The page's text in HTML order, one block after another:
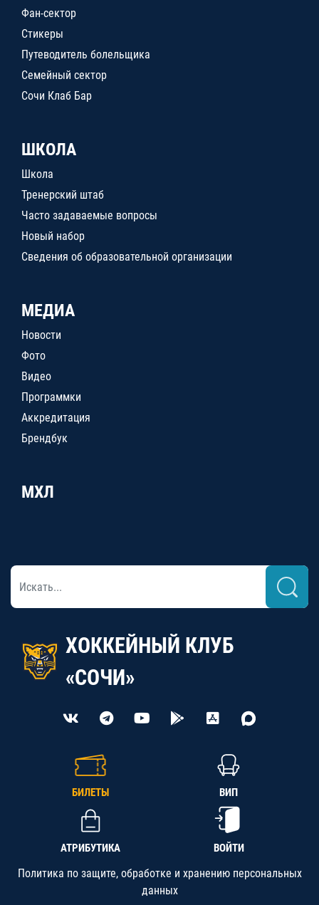
Фан-сектор
Стикеры
Путеводитель болельщика
Семейный сектор
Сочи Клаб Бар
ШКОЛА
Школа
Тренерский штаб
Часто задаваемые вопросы
Новый набор
Сведения об образовательной организации
МЕДИА
Новости
Фото
Видео
Программки
Аккредитация
Брендбук
МХЛ
ХОККЕЙНЫЙ КЛУБ
«СОЧИ»
БИЛЕТЫ ВИП
АТРИБУТИКА ВОЙТИ
Политика по защите, обработке и хранению персональных
данных